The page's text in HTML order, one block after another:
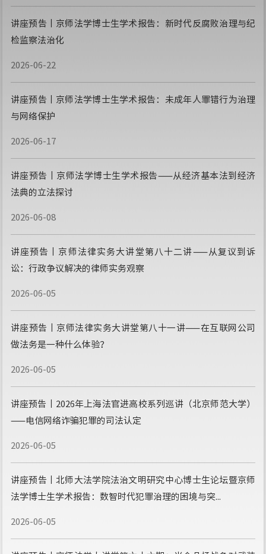
讲座预告丨京师法学博士生学术报告：新时代反腐败治理与纪
检监察法治化
2026-06-22
讲座预告丨京师法学博士生学术报告：未成年人罪错行为治理
与网络保护
2026-06-17
讲座预告丨京师法学博士生学术报告——从经济基本法到经济
法典的立法探讨
2026-06-08
讲座预告丨京师法律实务大讲堂第八十二讲——从复议到诉
讼：行政争议解决的律师实务观察
2026-06-05
讲座预告丨京师法律实务大讲堂第八十一讲——在互联网公司
做法务是一种什么体验？
2026-06-05
讲座预告丨2026年上海法官进高校系列巡讲（北京师范大学）
——电信网络诈骗犯罪的司法认定
2026-06-05
讲座预告丨北师大法学院法治文明研究中心博士生论坛暨京师
法学博士生学术报告：数智时代犯罪治理的困境与突...
2026-06-05